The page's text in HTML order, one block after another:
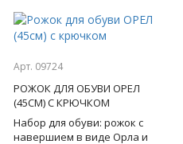
Арт. 09724
РОЖОК ДЛЯ ОБУВИ ОРЕЛ
(45СМ) С КРЮЧКОМ
Набор для обуви: рожок с
навершием в виде Орла и